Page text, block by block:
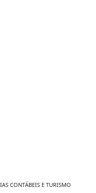
CONTÁBEIS E TURISMO